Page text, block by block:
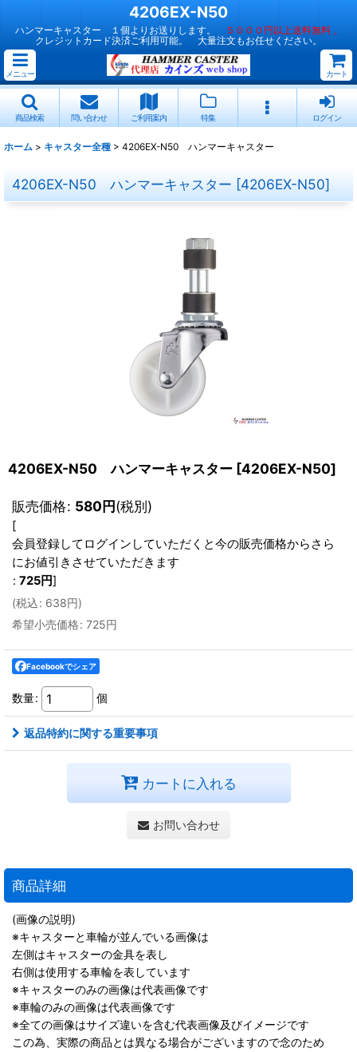
4206EX-N50
ハンマーキャスター １個よりお送りします。
５０００円以上送料無料 。
クレジットカード決済ご利用可能。 大量注文もお任せください。
メニュー カート
商品検索 問い合わせ ご利用案内 特集 ログイン
ホーム > キャスター全種 > 4206EX-N50 ハンマーキャスター
4206EX-N50 ハンマーキャスター [4206EX-N50]
4206EX-N50 ハンマーキャスター [4206EX-N50]
販売価格: 580円(税別)
[
会員登録してログインしていただくと今の販売価格からさら
にお値引きさせていただきます
: 725円]
(税込: 638円)
希望小売価格: 725円
Facebookでシェア
数量: 個
返品特約に関する重要事項
カートに入れる
お問い合わせ
商品詳細
(画像の説明)
※キャスターと車輪が並んでいる画像は
左側はキャスターの金具を表し
右側は使用する車輪を表しています
※キャスターのみの画像は代表画像です
※車輪のみの画像は代表画像です
※全ての画像はサイズ違いを含む代表画像及びイメージです
この為、実際の商品とは異なる場合がございますので念のため